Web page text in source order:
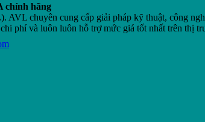
chính hãng
chuyên cung cấp giải pháp kỹ thuật, công
phí và luôn luôn hỗ trợ mức giá tốt nhất trên thị